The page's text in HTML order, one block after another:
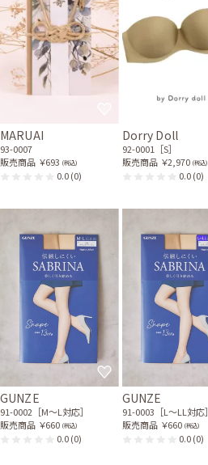
MARUAI
93-0007
販売商品 ￥693 (税込)
0.0(0)
Dorry Doll
92-0001［S］
販売商品 ￥2,970 (税込)
0.0(0)
GUNZE
91-0002［M〜L対応］
販売商品 ￥660 (税込)
0.0(0)
GUNZE
91-0003［L〜LL対応］
販売商品 ￥660 (税込)
0.0(0)